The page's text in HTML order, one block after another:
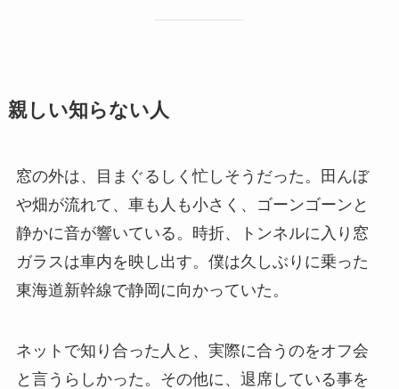
親しい知らない人
窓の外は、目まぐるしく忙しそうだった。田んぼ
や畑が流れて、車も人も小さく、ゴーンゴーンと
静かに音が響いている。時折、トンネルに入り窓
ガラスは車内を映し出す。僕は久しぶりに乗った
東海道新幹線で静岡に向かっていた。
ネットで知り合った人と、実際に合うのをオフ会
と言うらしかった。その他に、退席している事を